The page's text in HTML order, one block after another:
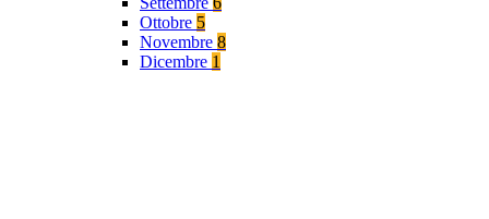
Ottobre 5
Novembre 8
Dicembre 1